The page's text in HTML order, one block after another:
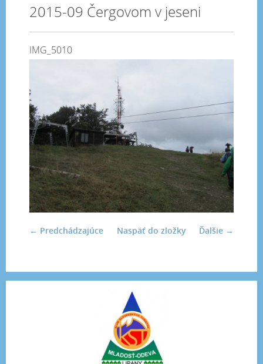
2015-09 Čergovom v jeseni
IMG_5010
← Predchádzajúce Ďalšie →
Naspäť do zložky